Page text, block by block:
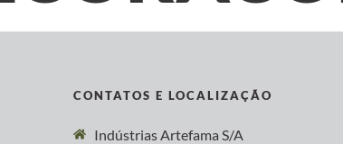
CONTATOS E LOCALIZAÇÃO
Indústrias Artefama S/A